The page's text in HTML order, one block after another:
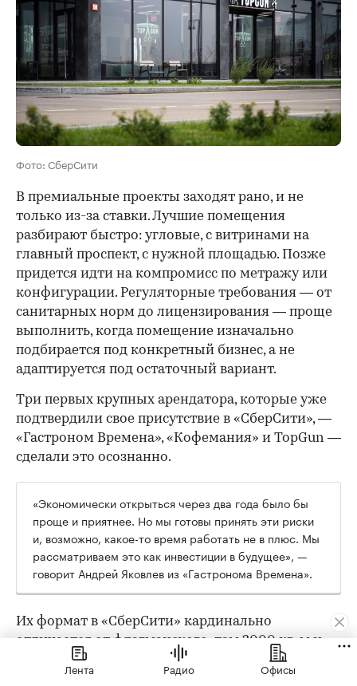
Фото: СберСити
В премиальные проекты заходят рано, и не
только из-за ставки. Лучшие помещения
разбирают быстро: угловые, с витринами на
главный проспект, с нужной площадью. Позже
придется идти на компромисс по метражу или
конфигурации. Регуляторные требования — от
санитарных норм до лицензирования — проще
выполнить, когда помещение изначально
подбирается под конкретный бизнес, а не
адаптируется под остаточный вариант.
Три первых крупных арендатора, которые уже
подтвердили свое присутствие в «СберСити», —
«Гастроном Времена», «Кофемания» и TopGun —
сделали это осознанно.
«Экономически открыться через два года было бы
проще и приятнее. Но мы готовы принять эти риски
и, возможно, какое-то время работать не в плюс. Мы
рассматриваем это как инвестиции в будущее», —
говорит Андрей Яковлев из «Гастронома Времена».
Их формат в «СберСити» кардинально
отличается от флагманского: там 2000 кв. м и
трафик с проездной трассы, здесь — 170 кв. м и
другая поведенческая модель. «Во флагмане
Лента Радио Офисы